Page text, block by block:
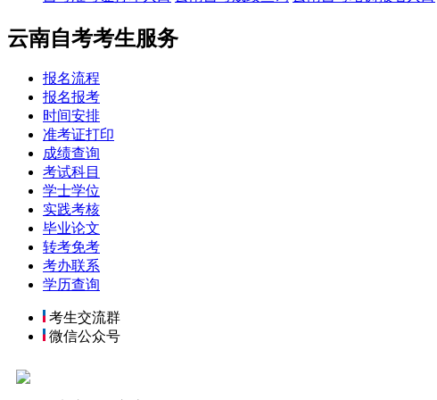
云南自考考生服务
报名流程
报名报考
时间安排
准考证打印
成绩查询
考试科目
学士学位
实践考核
毕业论文
转考免考
考办联系
学历查询
考生交流群
微信公众号